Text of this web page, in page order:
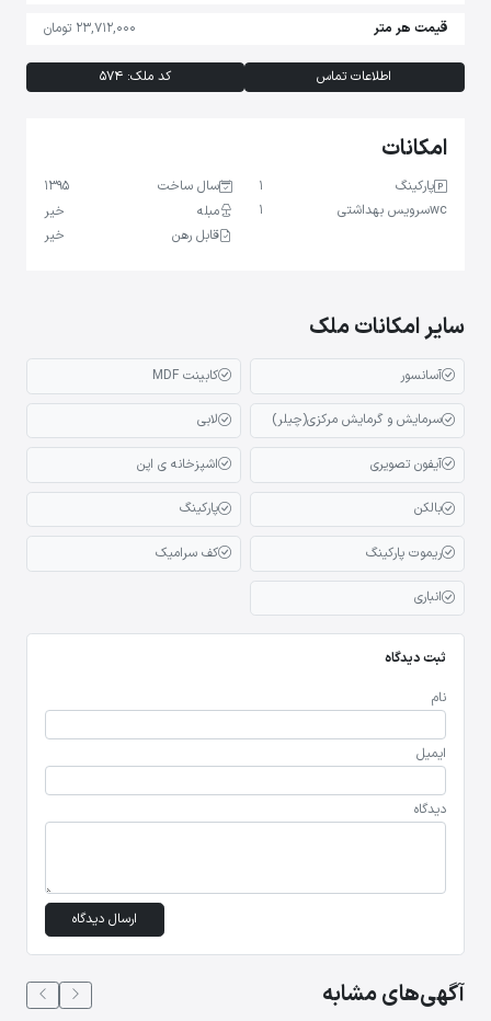
قیمت هر متر 23,712,000 تومان
اطلاعات تماس کد ملک: 574
امکانات
پارکینگ
1
wcسرویس بهداشتی 1
سال ساخت
1395
مبله
خیر
قابل رهن
خیر
سایر امکانات ملک
آسانسور کابینت MDF
سرمایش و گرمایش مرکزی(چیلر) لابی
آیفون تصویری اشپزخانه ی اپن
بالکن پارکینگ
ریموت پارکینگ کف سرامیک
انباری
ثبت دیدگاه
نام
ایمیل
دیدگاه
ارسال دیدگاه
آگهی‌های مشابه